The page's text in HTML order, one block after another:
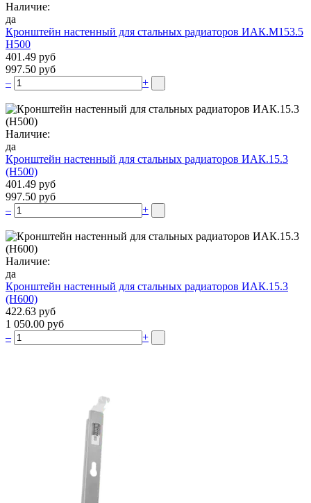
Наличие:
да
Кронштейн настенный для стальных радиаторов ИАК.М153.5
Н500
401.49 руб
997.50 руб
–
+
Наличие:
да
Кронштейн настенный для стальных радиаторов ИАК.15.3
(H500)
401.49 руб
997.50 руб
–
+
Наличие:
да
Кронштейн настенный для стальных радиаторов ИАК.15.3
(H600)
422.63 руб
1 050.00 руб
–
+